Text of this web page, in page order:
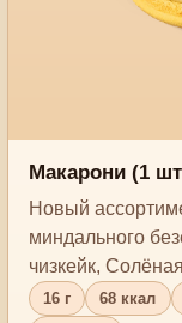
Макарони (1
Новый
миндального
чизкейк,
16 г 68 ккал